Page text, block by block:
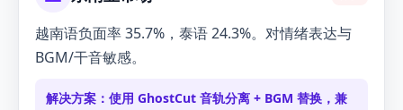
越南语负面率 35.7%，泰语 24.3%。对情绪表达与
BGM/干音敏感。
解决方案： 使用 GhostCut 音轨分离 + BGM 替换，兼